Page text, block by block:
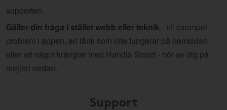
supporten.
Gäller din fråga i stället webb eller teknik - till exempel
problem i appen, en länk som inte fungerar på hemsidan
eller att något krånglar med Handla Smart - hör av dig på
mejlen nedan.
Support